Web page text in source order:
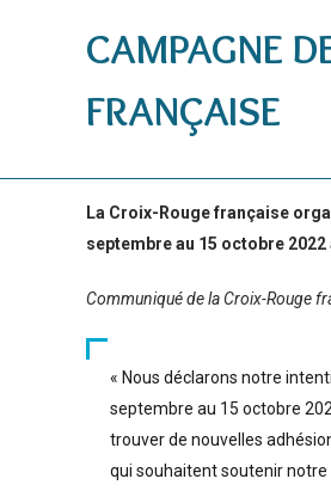
CAMPAGNE
FRANÇAISE
La Croix-Rouge française
septembre au 15 octobre
Communiqué de la Croix-Rouge
« Nous déclarons notre
septembre au 15 octobre
trouver de nouvelles
qui souhaitent soutenir notre